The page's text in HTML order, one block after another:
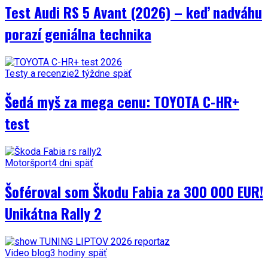
Test Audi RS 5 Avant (2026) – keď nadváhu
porazí geniálna technika
Testy a recenzie2 týždne späť
Šedá myš za mega cenu: TOYOTA C-HR+
test
Motoršport4 dni späť
Šoféroval som Škodu Fabia za 300 000 EUR!
Unikátna Rally 2
Video blog3 hodiny späť